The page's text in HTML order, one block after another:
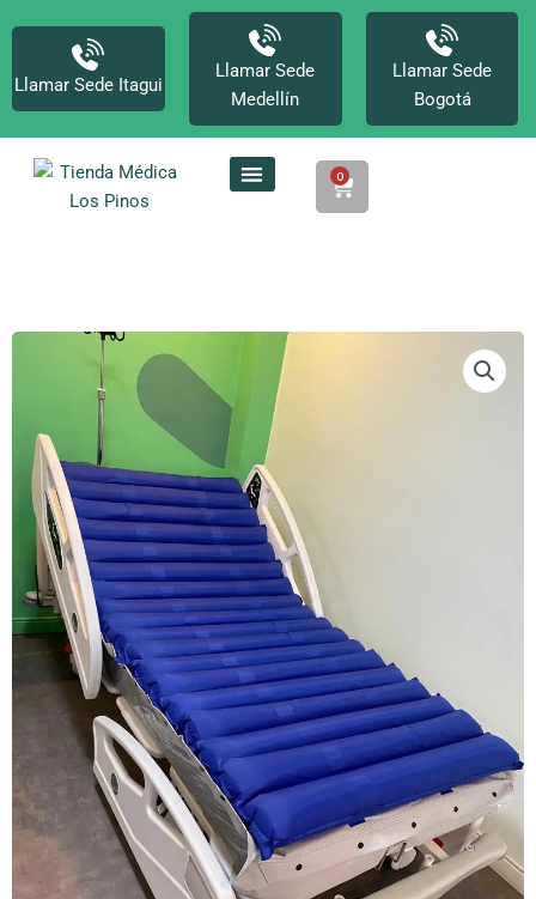
contenido
Llamar Sede Itagui
Llamar Sede
Medellín
Llamar Sede
Bogotá
0
Cart